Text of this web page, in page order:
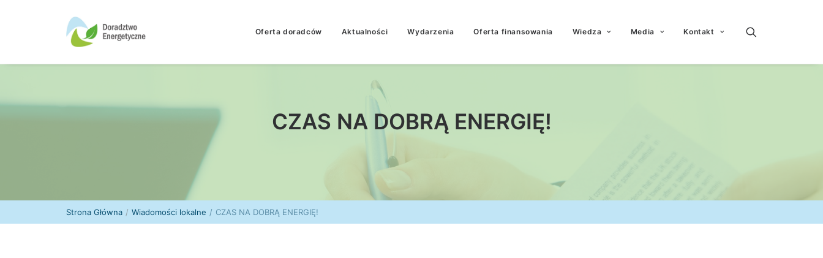
Oferta doradców Aktualności Wydarzenia Oferta finansowania Wiedza Media Kontakt
CZAS NA DOBRĄ ENERGIĘ!
Strona Główna Wiadomości lokalne CZAS NA DOBRĄ ENERGIĘ!